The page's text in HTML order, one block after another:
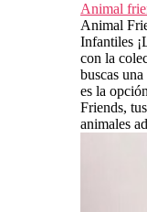
Animal
Animal
Infantiles
con la
buscas
es la
Friends,
animales